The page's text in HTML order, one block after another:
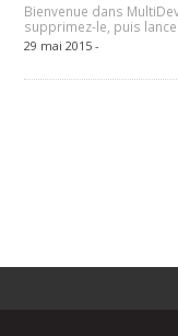
Bienvenue dans
supprimez-le, puis
29 mai 2015 -